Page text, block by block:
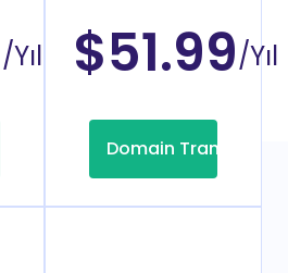
/Yıl $51.99/Yıl
Domain Transfer